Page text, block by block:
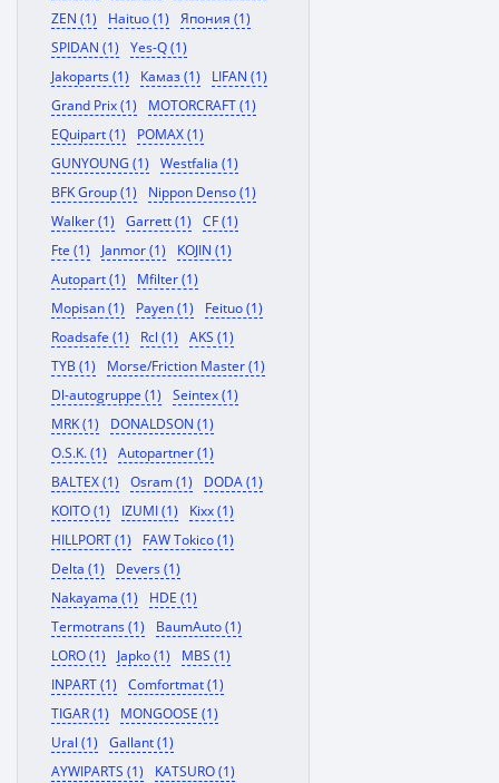
ZEN (1)
Haituo (1)
Япония (1)
SPIDAN (1)
Yes-Q (1)
Jakoparts (1)
Камаз (1)
LIFAN (1)
Grand Prix (1)
MOTORCRAFT (1)
EQuipart (1)
POMAX (1)
GUNYOUNG (1)
Westfalia (1)
BFK Group (1)
Nippon Denso (1)
Walker (1)
Garrett (1)
CF (1)
Fte (1)
Janmor (1)
KOJIN (1)
Autopart (1)
Mfilter (1)
Mopisan (1)
Payen (1)
Feituo (1)
Roadsafe (1)
Rcl (1)
AKS (1)
TYB (1)
Morse/Friction Master (1)
Dl-autogruppe (1)
Seintex (1)
MRK (1)
DONALDSON (1)
O.S.K. (1)
Autopartner (1)
BALTEX (1)
Osram (1)
DODA (1)
KOITO (1)
IZUMI (1)
Kixx (1)
HILLPORT (1)
FAW Tokico (1)
Delta (1)
Devers (1)
Nakayama (1)
HDE (1)
Termotrans (1)
BaumAuto (1)
LORO (1)
Japko (1)
MBS (1)
INPART (1)
Comfortmat (1)
TIGAR (1)
MONGOOSE (1)
Ural (1)
Gallant (1)
AYWIPARTS (1)
KATSURO (1)